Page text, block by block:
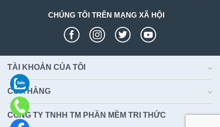
CHÚNG TÔI TRÊN MẠNG XÃ HỘI
TÀI KHOẢN CỦA TÔI
CỬA HÀNG
CÔNG TY TNHH TM PHẦN MỀM TRI THỨC